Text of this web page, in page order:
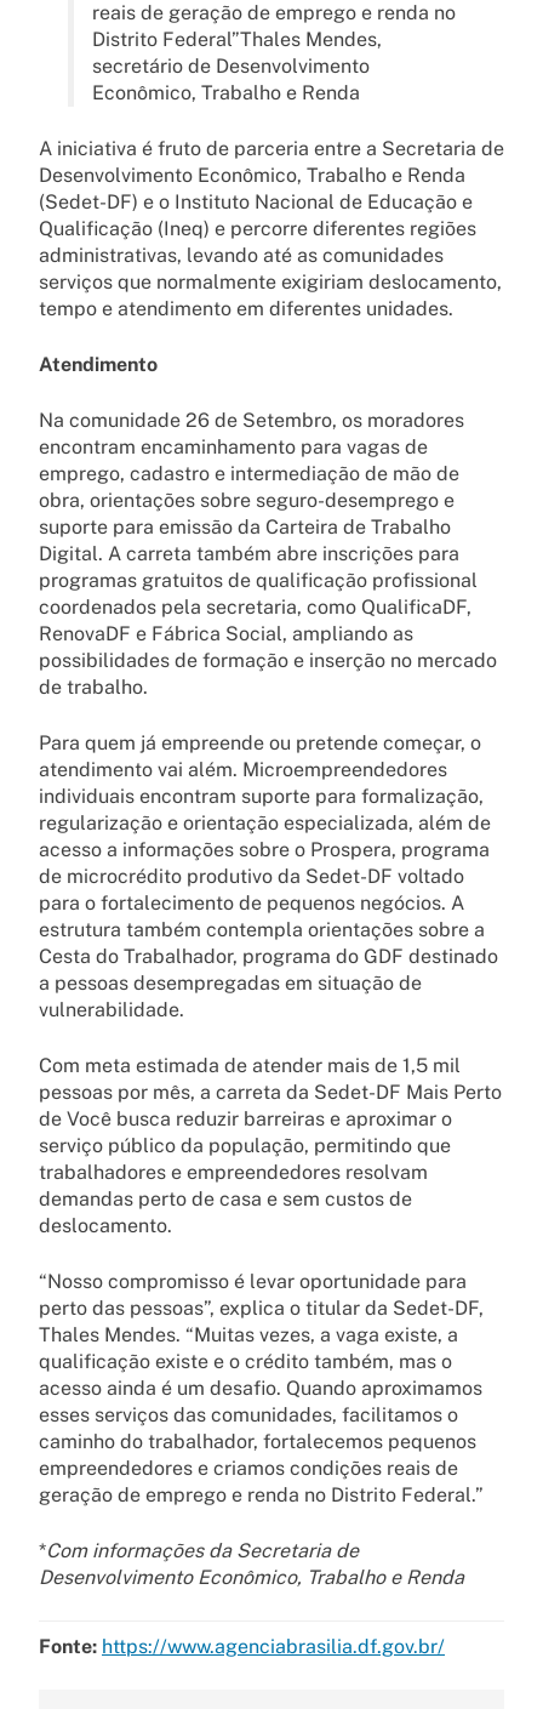
reais de geração de emprego e renda no
Distrito Federal”Thales Mendes,
secretário de Desenvolvimento
Econômico, Trabalho e Renda
A iniciativa é fruto de parceria entre a Secretaria de
Desenvolvimento Econômico, Trabalho e Renda
(Sedet-DF) e o Instituto Nacional de Educação e
Qualificação (Ineq) e percorre diferentes regiões
administrativas, levando até as comunidades
serviços que normalmente exigiriam deslocamento,
tempo e atendimento em diferentes unidades.
Atendimento
Na comunidade 26 de Setembro, os moradores
encontram encaminhamento para vagas de
emprego, cadastro e intermediação de mão de
obra, orientações sobre seguro-desemprego e
suporte para emissão da Carteira de Trabalho
Digital. A carreta também abre inscrições para
programas gratuitos de qualificação profissional
coordenados pela secretaria, como QualificaDF,
RenovaDF e Fábrica Social, ampliando as
possibilidades de formação e inserção no mercado
de trabalho.
Para quem já empreende ou pretende começar, o
atendimento vai além. Microempreendedores
individuais encontram suporte para formalização,
regularização e orientação especializada, além de
acesso a informações sobre o Prospera, programa
de microcrédito produtivo da Sedet-DF voltado
para o fortalecimento de pequenos negócios. A
estrutura também contempla orientações sobre a
Cesta do Trabalhador, programa do GDF destinado
a pessoas desempregadas em situação de
vulnerabilidade.
Com meta estimada de atender mais de 1,5 mil
pessoas por mês, a carreta da Sedet-DF Mais Perto
de Você busca reduzir barreiras e aproximar o
serviço público da população, permitindo que
trabalhadores e empreendedores resolvam
demandas perto de casa e sem custos de
deslocamento.
“Nosso compromisso é levar oportunidade para
perto das pessoas”, explica o titular da Sedet-DF,
Thales Mendes. “Muitas vezes, a vaga existe, a
qualificação existe e o crédito também, mas o
acesso ainda é um desafio. Quando aproximamos
esses serviços das comunidades, facilitamos o
caminho do trabalhador, fortalecemos pequenos
empreendedores e criamos condições reais de
geração de emprego e renda no Distrito Federal.”
*Com informações da Secretaria de
Desenvolvimento Econômico, Trabalho e Renda
Fonte: https://www.agenciabrasilia.df.gov.br/